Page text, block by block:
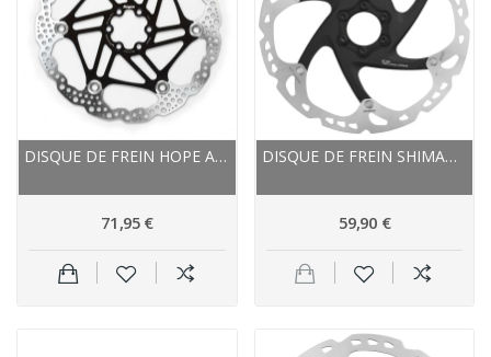
DISQUE DE FREIN HOPE ACIER INOX NEW STANDART
71,95 €
DISQUE DE FREIN SHIMANO ÉTOILE ALU SM RT86 ICE...
59,90 €